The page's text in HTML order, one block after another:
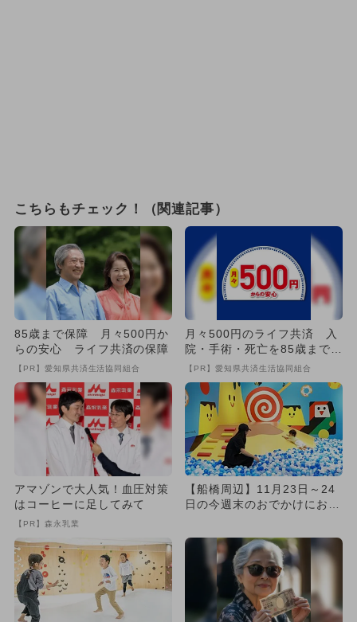
こちらもチェック！（関連記事）
85歳まで保障 月々500円か
らの安心 ライフ共済の保障
【PR】愛知県共済生活協同組合
月々500円のライフ共済 入
院・手術・死亡を85歳まで保
障
【PR】愛知県共済生活協同組合
アマゾンで大人気！血圧対策
はコーヒーに足してみて
【PR】森永乳業
【船橋周辺】11月23日～24
日の今週末のおでかけにおす